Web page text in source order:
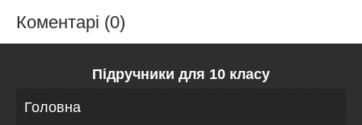
Коментарі (0)
Підручники для 10 класу
Головна